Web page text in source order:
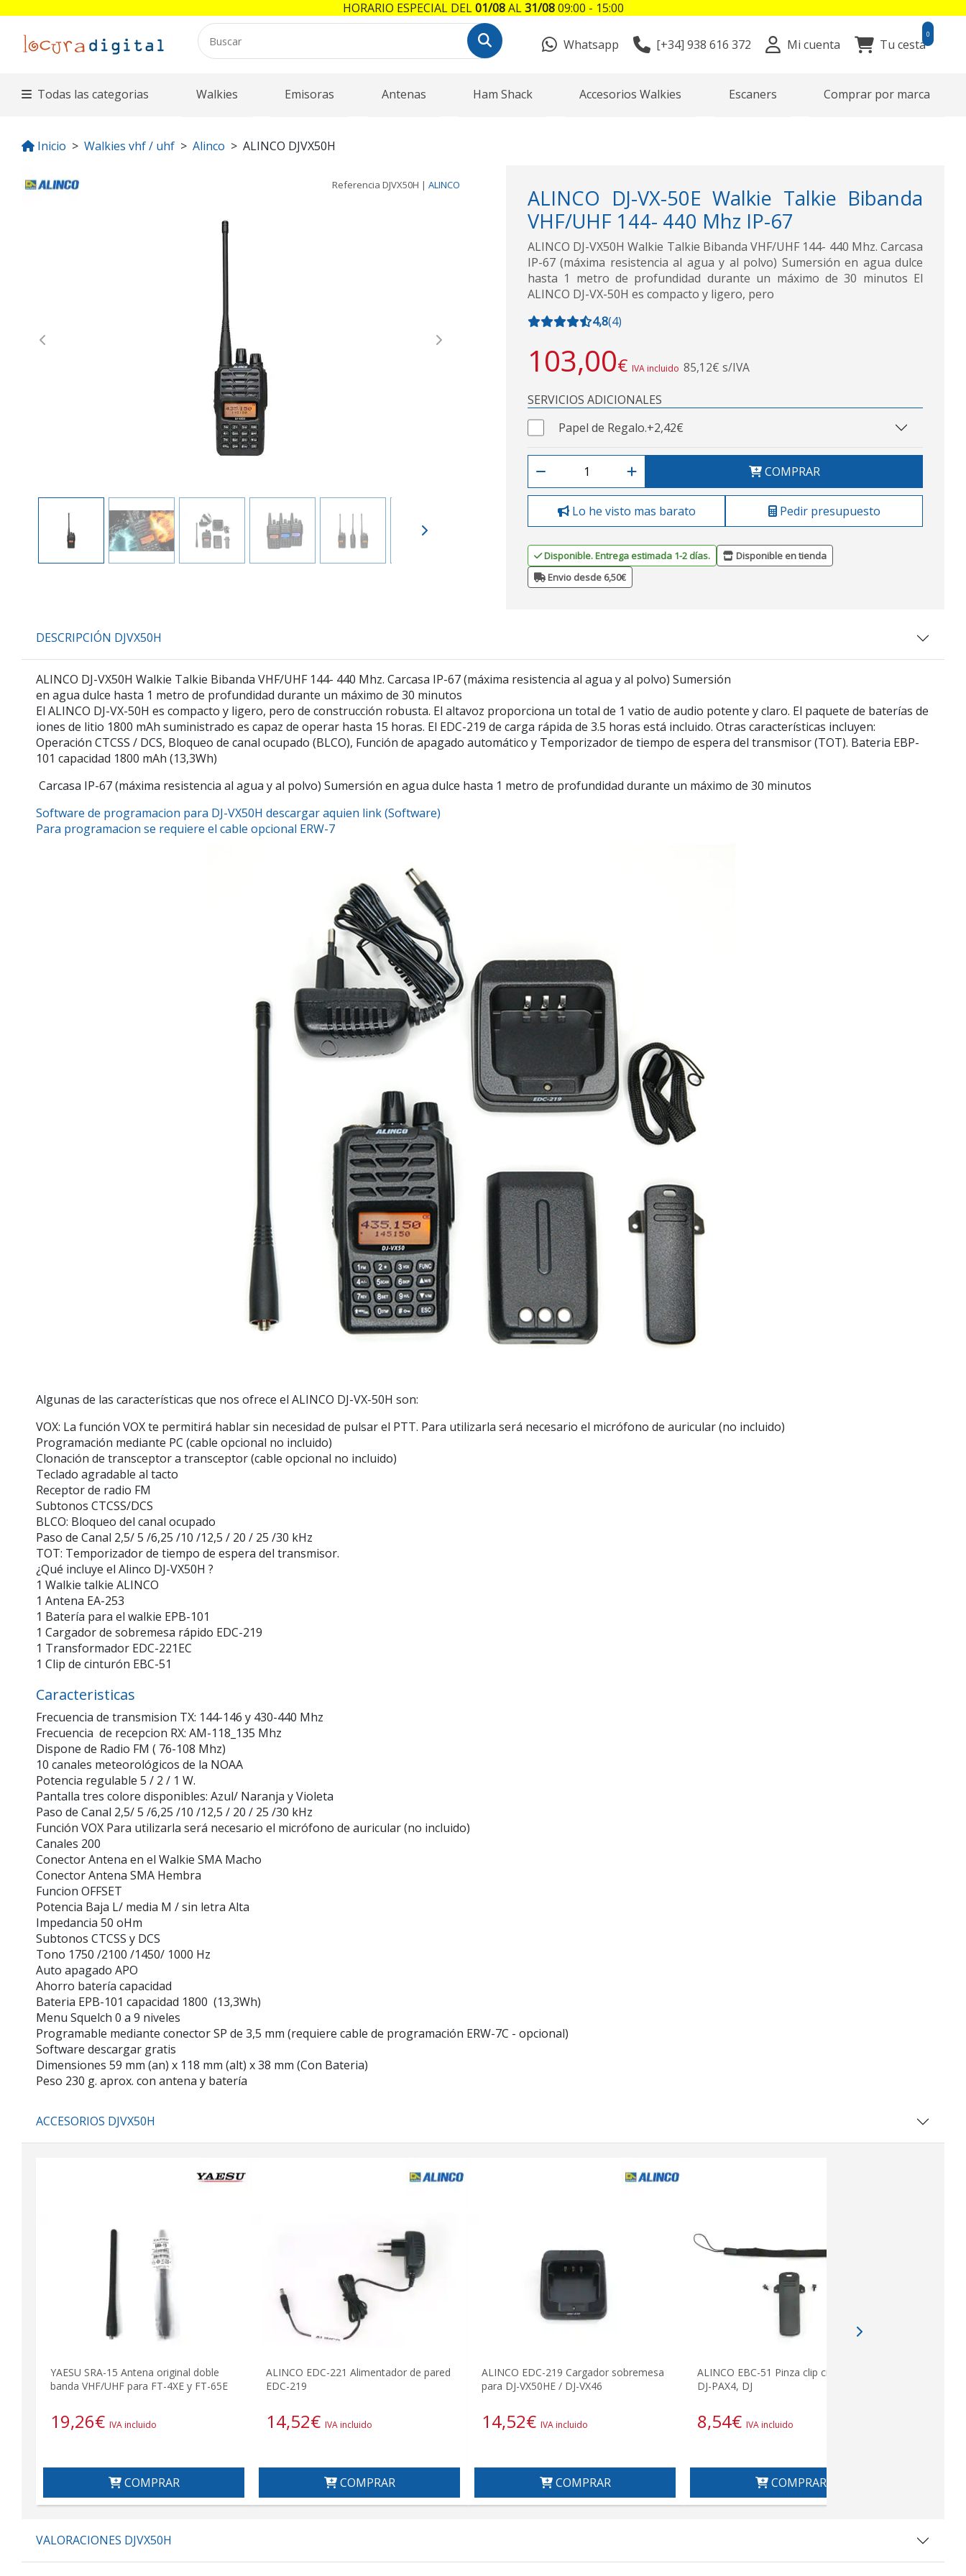
Whatsapp [+34] 938 616 372 Mi cuenta Tu cesta
0
Todas las categorias Walkies Emisoras Antenas Ham Shack Accesorios Walkies Escaners Comprar por marca
Inicio Walkies vhf / uhf Alinco ALINCO DJVX50H
Referencia DJVX50H | ALINCO
Previous Next
ALINCO DJ-VX-50E Walkie Talkie Bibanda
VHF/UHF 144- 440 Mhz IP-67
ALINCO DJ-VX50H Walkie Talkie Bibanda VHF/UHF 144- 440 Mhz. Carcasa
IP-67 (máxima resistencia al agua y al polvo) Sumersión en agua dulce
hasta 1 metro de profundidad durante un máximo de 30 minutos El
ALINCO DJ-VX-50H es compacto y ligero, pero
4,8(4)
103,00€ IVA incluido 85,12€ s/IVA
SERVICIOS ADICIONALES
Papel de Regalo.+2,42€
COMPRAR
Lo he visto mas barato Pedir presupuesto
Disponible. Entrega estimada 1-2 días.
Disponible en tienda
Envio desde 6,50€
DESCRIPCIÓN DJVX50H
ALINCO DJ-VX50H Walkie Talkie Bibanda VHF/UHF 144- 440 Mhz. Carcasa IP-67 (máxima resistencia al agua y al polvo) Sumersión
en agua dulce hasta 1 metro de profundidad durante un máximo de 30 minutos
El ALINCO DJ-VX-50H es compacto y ligero, pero de construcción robusta. El altavoz proporciona un total de 1 vatio de audio potente y claro. El paquete de baterías de
iones de litio 1800 mAh suministrado es capaz de operar hasta 15 horas. El EDC-219 de carga rápida de 3.5 horas está incluido. Otras características incluyen:
Operación CTCSS / DCS, Bloqueo de canal ocupado (BLCO), Función de apagado automático y Temporizador de tiempo de espera del transmisor (TOT). Bateria EBP-
101 capacidad 1800 mAh (13,3Wh)
Carcasa IP-67 (máxima resistencia al agua y al polvo) Sumersión en agua dulce hasta 1 metro de profundidad durante un máximo de 30 minutos
Software de programacion para DJ-VX50H descargar aquien link (Software)
Para programacion se requiere el cable opcional ERW-7
Algunas de las características que nos ofrece el ALINCO DJ-VX-50H son:
VOX: La función VOX te permitirá hablar sin necesidad de pulsar el PTT. Para utilizarla será necesario el micrófono de auricular (no incluido)
Programación mediante PC (cable opcional no incluido)
Clonación de transceptor a transceptor (cable opcional no incluido)
Teclado agradable al tacto
Receptor de radio FM
Subtonos CTCSS/DCS
BLCO: Bloqueo del canal ocupado
Paso de Canal 2,5/ 5 /6,25 /10 /12,5 / 20 / 25 /30 kHz
TOT: Temporizador de tiempo de espera del transmisor.
¿Qué incluye el Alinco DJ-VX50H ?
1 Walkie talkie ALINCO
1 Antena EA-253
1 Batería para el walkie EPB-101
1 Cargador de sobremesa rápido EDC-219
1 Transformador EDC-221EC
1 Clip de cinturón EBC-51
Caracteristicas
Frecuencia de transmision TX: 144-146 y 430-440 Mhz
Frecuencia de recepcion RX: AM-118_135 Mhz
Dispone de Radio FM ( 76-108 Mhz)
10 canales meteorológicos de la NOAA
Potencia regulable 5 / 2 / 1 W.
Pantalla tres colore disponibles: Azul/ Naranja y Violeta
Paso de Canal 2,5/ 5 /6,25 /10 /12,5 / 20 / 25 /30 kHz
Función VOX Para utilizarla será necesario el micrófono de auricular (no incluido)
Canales 200
Conector Antena en el Walkie SMA Macho
Conector Antena SMA Hembra
Funcion OFFSET
Potencia Baja L/ media M / sin letra Alta
Impedancia 50 oHm
Subtonos CTCSS y DCS
Tono 1750 /2100 /1450/ 1000 Hz
Auto apagado APO
Ahorro batería capacidad
Bateria EPB-101 capacidad 1800 (13,3Wh)
Menu Squelch 0 a 9 niveles
Programable mediante conector SP de 3,5 mm (requiere cable de programación ERW-7C - opcional)
Software descargar gratis
Dimensiones 59 mm (an) x 118 mm (alt) x 38 mm (Con Bateria)
Peso 230 g. aprox. con antena y batería
ACCESORIOS DJVX50H
YAESU SRA-15 Antena original doble
banda VHF/UHF para FT-4XE y FT-65E
19,26€ IVA incluido
COMPRAR
ALINCO EDC-221 Alimentador de pared
EDC-219
14,52€ IVA incluido
COMPRAR
ALINCO EDC-219 Cargador sobremesa
para DJ-VX50HE / DJ-VX46
14,52€ IVA incluido
COMPRAR
ALINCO EBC-51 Pinza clip cinturón para
DJ-PAX4, DJ
8,54€ IVA incluido
COMPRAR
VALORACIONES DJVX50H
HORARIO ESPECIAL DEL01/08AL31/0809:00 - 15:00